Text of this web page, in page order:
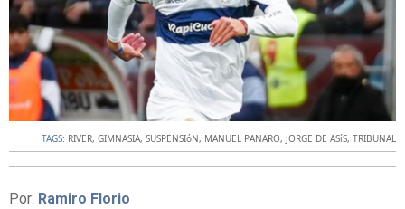
TAGS: RIVER, GIMNASIA, SUSPENSIóN, MANUEL PANARO, JORGE DE ASíS, TRIBUNAL
Por: Ramiro Florio